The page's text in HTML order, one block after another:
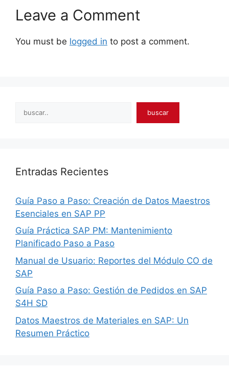
Leave a Comment
You must be logged in to post a comment.
Search buscar
Entradas Recientes
Guía Paso a Paso: Creación de Datos Maestros
Esenciales en SAP PP
Guía Práctica SAP PM: Mantenimiento
Planificado Paso a Paso
Manual de Usuario: Reportes del Módulo CO de
SAP
Guía Paso a Paso: Gestión de Pedidos en SAP
S4H SD
Datos Maestros de Materiales en SAP: Un
Resumen Práctico